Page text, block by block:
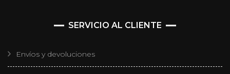
SERVICIO AL CLIENTE
Envíos y devoluciones